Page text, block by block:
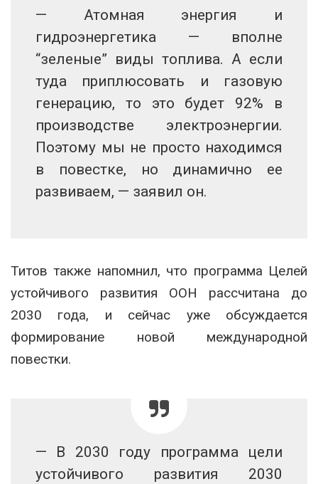
— Атомная энергия и
гидроэнергетика — вполне
“зеленые” виды топлива. А если
туда приплюсовать и газовую
генерацию, то это будет 92% в
производстве электроэнергии.
Поэтому мы не просто находимся
в повестке, но динамично ее
развиваем, — заявил он.
Титов также напомнил, что программа Целей
устойчивого развития ООН рассчитана до
2030 года, и сейчас уже обсуждается
формирование новой международной
повестки.
— В 2030 году программа цели
устойчивого развития 2030